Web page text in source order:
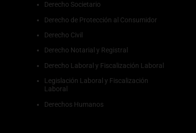
Derecho Societario
Derecho de Protección al Consumidor
Derecho Civil
Derecho Notarial y Registral
Derecho Laboral y Fiscalización Laboral
Legislación Laboral y Fiscalización
Laboral
Derechos Humanos